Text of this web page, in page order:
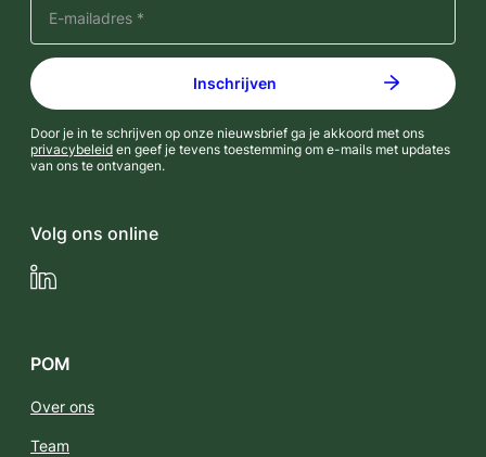
Door je in te schrijven op onze nieuwsbrief ga je akkoord met ons
privacybeleid en geef je tevens toestemming om e-mails met updates
van ons te ontvangen.
Volg ons online
LinkedIn
POM
Over ons
Team